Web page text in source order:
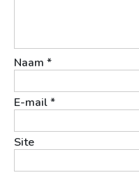
Naam *
E-mail*
Site